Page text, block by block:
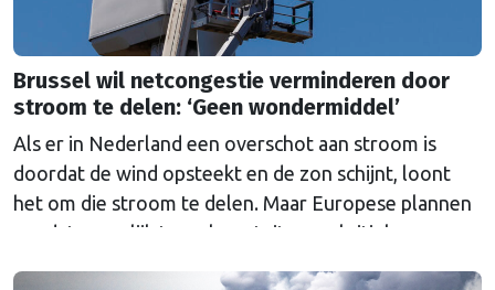
Brussel wil netcongestie verminderen door
stroom te delen: ‘Geen wondermiddel’
Als er in Nederland een overschot aan stroom is
doordat de wind opsteekt en de zon schijnt, loont
het om die stroom te delen. Maar Europese plannen
om dat mogelijk te maken stuiten op kritiek.